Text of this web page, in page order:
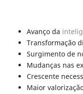
Avanço da
Transformação
Surgimento de
Mudanças nas
Crescente
Maior